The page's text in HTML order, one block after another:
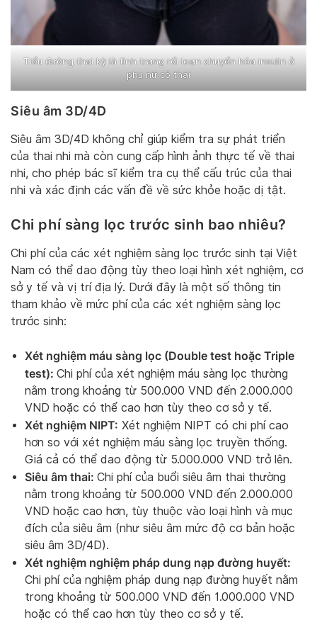
Tiểu đường thai kỳ là tình trạng rối loạn chuyển hóa insulin ở
phụ nữ có thai
Siêu âm 3D/4D
Siêu âm 3D/4D không chỉ giúp kiểm tra sự phát triển
của thai nhi mà còn cung cấp hình ảnh thực tế về thai
nhi, cho phép bác sĩ kiểm tra cụ thể cấu trúc của thai
nhi và xác định các vấn đề về sức khỏe hoặc dị tật.
Chi phí sàng lọc trước sinh bao nhiêu?
Chi phí của các xét nghiệm sàng lọc trước sinh tại Việt
Nam có thể dao động tùy theo loại hình xét nghiệm, cơ
sở y tế và vị trí địa lý. Dưới đây là một số thông tin
tham khảo về mức phí của các xét nghiệm sàng lọc
trước sinh:
Xét nghiệm máu sàng lọc (Double test hoặc Triple
test): Chi phí của xét nghiệm máu sàng lọc thường
nằm trong khoảng từ 500.000 VND đến 2.000.000
VND hoặc có thể cao hơn tùy theo cơ sở y tế.
Xét nghiệm NIPT: Xét nghiệm NIPT có chi phí cao
hơn so với xét nghiệm máu sàng lọc truyền thống.
Giá cả có thể dao động từ 5.000.000 VND trở lên.
Siêu âm thai: Chi phí của buổi siêu âm thai thường
nằm trong khoảng từ 500.000 VND đến 2.000.000
VND hoặc cao hơn, tùy thuộc vào loại hình và mục
đích của siêu âm (như siêu âm mức độ cơ bản hoặc
siêu âm 3D/4D).
Xét nghiệm nghiệm pháp dung nạp đường huyết:
Chi phí của nghiệm pháp dung nạp đường huyết nằm
trong khoảng từ 500.000 VND đến 1.000.000 VND
hoặc có thể cao hơn tùy theo cơ sở y tế.